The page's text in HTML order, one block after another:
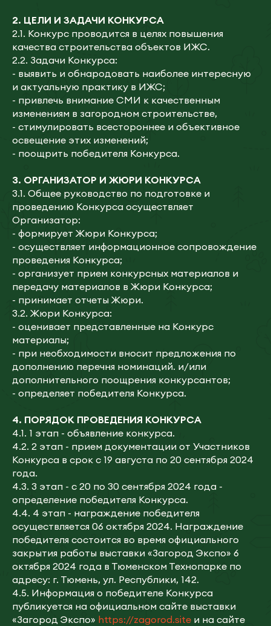
2. ЦЕЛИ И ЗАДАЧИ KOHKУPCA
2.1. Конкурс проводится в целях повышения
качества строительства объектов ИЖС.
2.2. Задачи Конкурса:
- выявить и обнародовать наиболее интересную
и актуальную практику в ИЖС;
- привлечь внимание СМИ к качественным
изменениям в загородном строительстве,
- стимулировать всестороннее и объективное
освещение этих изменений;
- поощрить победителя Конкурса.
3. ОРГАНИЗАТОР И ЖЮРИ КОНКУРСА
3.1. Общее руководство по подготовке и
проведению Конкурса осуществляет
Организатор:
- формирует Жюри Конкурса;
- осуществляет информационное сопровождение
проведения Конкурса;
- организует прием конкурсных материалов и
передачу материалов в Жюри Конкурса;
- принимает отчеты Жюри.
3.2. Жюри Конкурса:
- оценивает представленные на Конкурс
материалы;
- при необходимости вносит предложения по
дополнению перечня номинаций. и/или
дополнительного поощрения конкурсантов;
- определяет победителя Конкурса.
4. ПОРЯДОК ПРОВЕДЕНИЯ KOHKУPCA
4.1. 1 этап - объявление конкурса.
4.2. 2 этап - прием документации от Участников
Конкурса в срок с 19 августа по 20 сентября 2024
года.
4.3. 3 этап - с 20 по 30 сентября 2024 года -
определение победителя Конкурса.
4.4. 4 этап - награждение победителя
осуществляется 06 октября 2024. Награждение
победителя состоится во время официального
закрытия работы выставки «Загород Экспо» 6
октября 2024 года в Тюменском Технопарке по
адресу: г. Тюмень, ул. Республики, 142.
4.5. Информация о победителе Конкурса
публикуется на официальном сайте выставки
«Загород Экспо» https://zagorod.site и на сайте